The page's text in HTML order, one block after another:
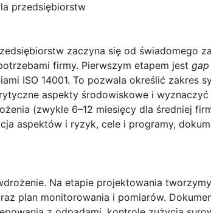
przedsiębiorstw
zaczyna się od świadomego
firmy. Pierwszym etapem jest gap
ISO 14001. To pozwala określić zakres
aspekty środowiskowe i
(zwykle 6–12 miesięcy dla średniej
aspektów i ryzyk, cele i programy,
. Na etapie projektowania
plan monitorowania i pomiarów.